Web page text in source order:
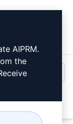
AIPRM.
the